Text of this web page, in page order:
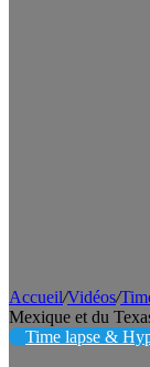
Accueil/Vidéos/
Mexique et du
Time lapse &